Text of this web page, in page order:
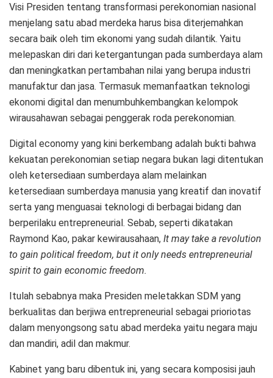
Visi Presiden tentang transformasi perekonomian nasional
menjelang satu abad merdeka harus bisa diterjemahkan
secara baik oleh tim ekonomi yang sudah dilantik. Yaitu
melepaskan diri dari ketergantungan pada sumberdaya alam
dan meningkatkan pertambahan nilai yang berupa industri
manufaktur dan jasa. Termasuk memanfaatkan teknologi
ekonomi digital dan menumbuhkembangkan kelompok
wirausahawan sebagai penggerak roda perekonomian.
Digital economy yang kini berkembang adalah bukti bahwa
kekuatan perekonomian setiap negara bukan lagi ditentukan
oleh ketersediaan sumberdaya alam melainkan
ketersediaan sumberdaya manusia yang kreatif dan inovatif
serta yang menguasai teknologi di berbagai bidang dan
berperilaku entrepreneurial. Sebab, seperti dikatakan
Raymond Kao, pakar kewirausahaan, It may take a revolution
to gain political freedom, but it only needs entrepreneurial
spirit to gain economic freedom.
Itulah sebabnya maka Presiden meletakkan SDM yang
berkualitas dan berjiwa entrepreneurial sebagai prioriotas
dalam menyongsong satu abad merdeka yaitu negara maju
dan mandiri, adil dan makmur.
Kabinet yang baru dibentuk ini, yang secara komposisi jauh